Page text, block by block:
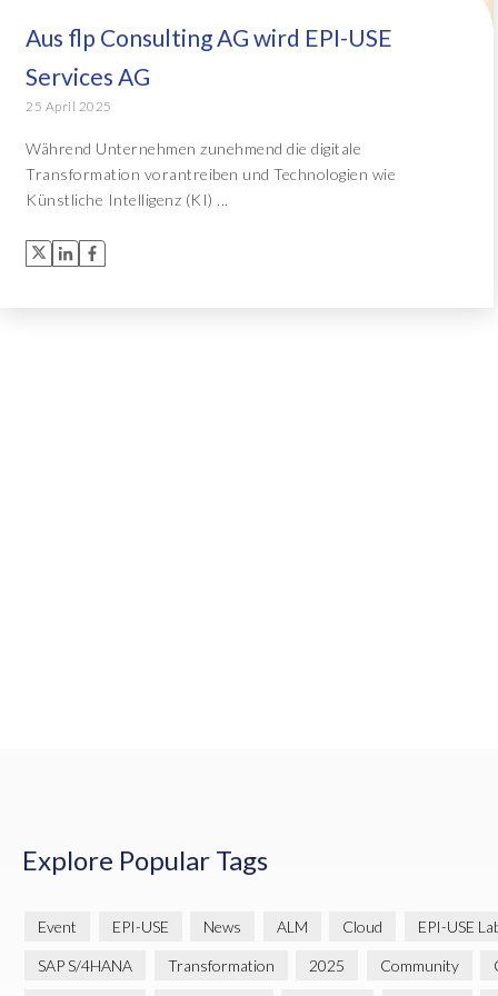
Object Extractor™
Alle Lösungen
Alle Lösungen
Aus flp Consulting AG wird EPI-USE
Services AG
25 April 2025
Während Unternehmen zunehmend die digitale
Transformation vorantreiben und Technologien wie
Künstliche Intelligenz (KI) ...
Explore Popular Tags
Event EPI-USE News ALM Cloud EPI-USE
SAP S/4HANA Transformation 2025 Community